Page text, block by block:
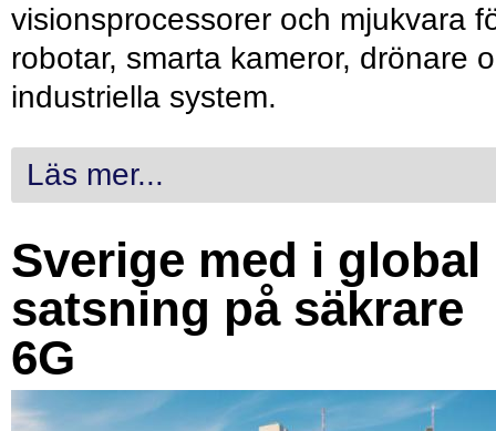
visionsprocessorer och mjukvara
robotar, smarta kameror, drönare
industriella system.
Läs mer...
Sverige med i global
satsning på säkrare
6G